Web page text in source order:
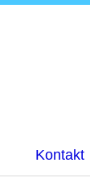
Kontakt